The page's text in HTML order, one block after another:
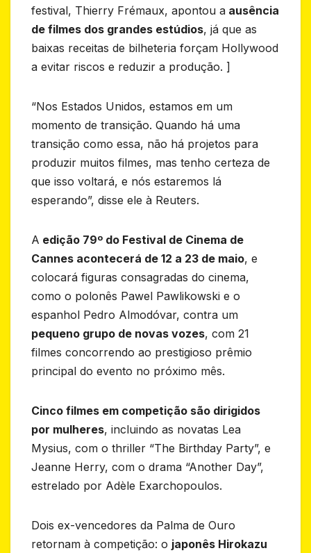
festival, Thierry Frémaux, apontou a ausência
de filmes dos grandes estúdios, já que as
baixas receitas de bilheteria forçam Hollywood
a evitar riscos e reduzir a produção. ]
“Nos Estados Unidos, estamos em um
momento de transição. Quando há uma
transição como essa, não há projetos para
produzir muitos filmes, mas tenho certeza de
que isso voltará, e nós estaremos lá
esperando”, disse ele à Reuters.
A edição 79º do Festival de Cinema de
Cannes acontecerá de 12 a 23 de maio, e
colocará figuras consagradas do cinema,
como o polonês Pawel Pawlikowski e o
espanhol Pedro Almodóvar, contra um
pequeno grupo de novas vozes, com 21
filmes concorrendo ao prestigioso prêmio
principal do evento no próximo mês.
Cinco filmes em competição são dirigidos
por mulheres, incluindo as novatas Lea
Mysius, com o thriller “The Birthday Party”, e
Jeanne Herry, com o drama “Another Day”,
estrelado por Adèle Exarchopoulos.
Dois ex-vencedores da Palma de Ouro
retornam à competição: o japonês Hirokazu